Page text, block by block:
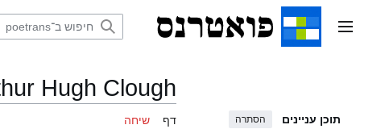
תפריט ראשי
תוכן עניינים הסתרה
Hugh Clough
דף שיחה